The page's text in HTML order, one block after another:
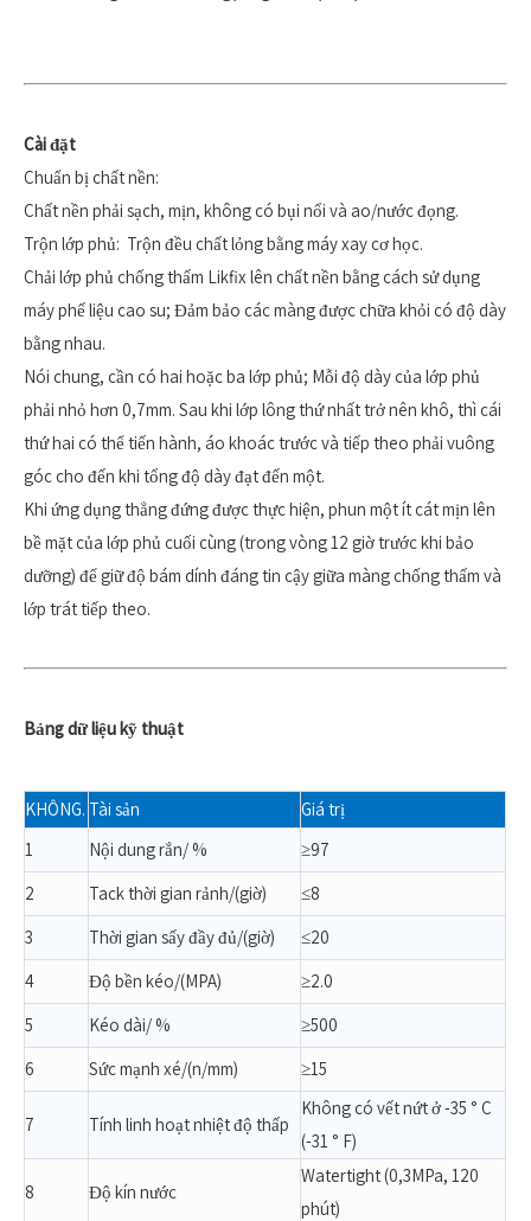
Cài đặt
Chuẩn bị chất nền:
Chất nền phải sạch, mịn, không có bụi nổi và ao/nước đọng.
Trộn lớp phủ: Trộn đều chất lỏng bằng máy xay cơ học.
Chải lớp phủ chống thấm Likfix lên chất nền bằng cách sử dụng
máy phế liệu cao su; Đảm bảo các màng được chữa khỏi có độ dày
bằng nhau.
Nói chung, cần có hai hoặc ba lớp phủ; Mỗi độ dày của lớp phủ
phải nhỏ hơn 0,7mm. Sau khi lớp lông thứ nhất trở nên khô, thì cái
thứ hai có thể tiến hành, áo khoác trước và tiếp theo phải vuông
góc cho đến khi tổng độ dày đạt đến một.
Khi ứng dụng thẳng đứng được thực hiện, phun một ít cát mịn lên
bề mặt của lớp phủ cuối cùng (trong vòng 12 giờ trước khi bảo
dưỡng) để giữ độ bám dính đáng tin cậy giữa màng chống thấm và
lớp trát tiếp theo.
Bảng dữ liệu kỹ thuật
KHÔNG. Tài sản
Giá trị
1
Nội dung rắn/ %
≥97
2
Tack thời gian rảnh/(giờ)
≤8
3
Thời gian sấy đầy đủ/(giờ)
≤20
4
Độ bền kéo/(MPA)
≥2.0
5
Kéo dài/ %
≥500
6
Sức mạnh xé/(n/mm) ≥15
7 Tính linh hoạt nhiệt độ thấp
Không có vết nứt ở -35 ° C
(-31 ° F)
8 Độ kín nước
Watertight (0,3MPa, 120
phút)